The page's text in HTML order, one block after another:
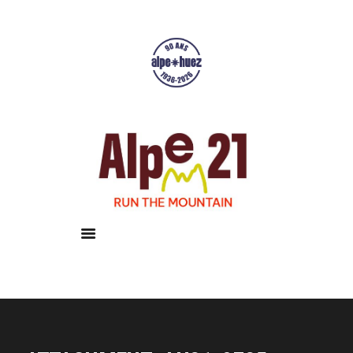
Résultats
Galerie
Infos pratiques